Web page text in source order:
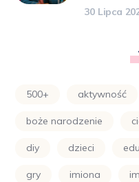
30 Lipca
500+ aktywność
boże narodzenie
diy dzieci
gry imiona